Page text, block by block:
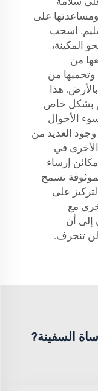
على
اسحب
المكينة،
من
وتحميها من
هذا
بشكل خاص
الأحوال
وجود العديد من
في
إرساء
تسمح
على
مع
إلى أن
تنجرف.